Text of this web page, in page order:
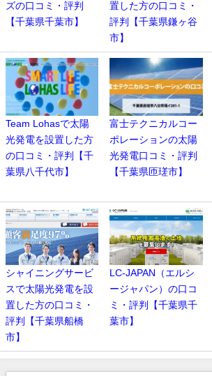
ズの口コミ・評判
【千葉県千葉市】
置した方の口コミ・
評判【千葉県鎌ヶ谷
市】
Team Lohasで太陽
光発電を設置した方
の口コミ・評判【千
葉県八千代市】
富士テクニカルコー
ポレーションの太陽
光発電口コミ・評判
【千葉県匝瑳市】
シャイニングサービ
スで太陽光発電を設
置した方の口コミ・
評判【千葉県船橋
市】
LC-JAPAN（エルシ
ージャパン）の口コ
ミ・評判【千葉県千
葉市】